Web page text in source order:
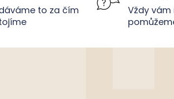
to za čím
Vždy vám